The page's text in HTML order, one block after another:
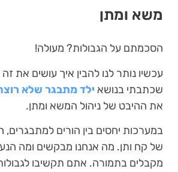
משא ומתן
הסכמתם על הגבולות? מעולה!
עכשיו נותר לנו להבין איך עושים את
שכתבתי בנושא ילד מתבגר שלא
את ההיבט של ניהול המשא ומתן.
במערכות יחסים בין הורים למתבגרים,
של קח ותן. מה אנחנו מבקשים ומה
מקבלים בתמורה. אתם תקשיבו